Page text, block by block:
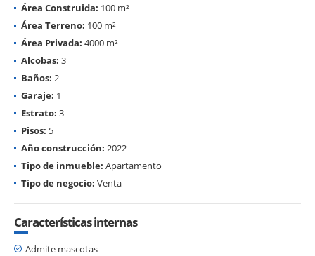
Área Construida: 100 m²
Área Terreno: 100 m²
Área Privada: 4000 m²
Alcobas: 3
Baños: 2
Garaje: 1
Estrato: 3
Pisos: 5
Año construcción: 2022
Tipo de inmueble: Apartamento
Tipo de negocio: Venta
Características internas
Admite mascotas